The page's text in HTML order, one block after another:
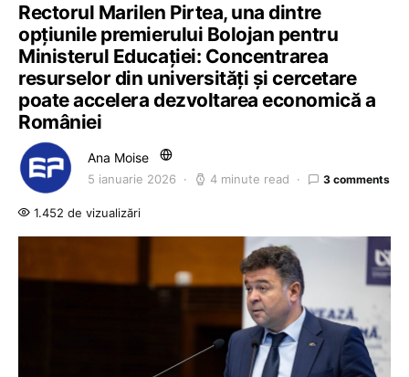
Rectorul Marilen Pirtea, una dintre
opțiunile premierului Bolojan pentru
Ministerul Educației: Concentrarea
resurselor din universități și cercetare
poate accelera dezvoltarea economică a
României
Ana Moise
5 ianuarie 2026 4 minute read 3 comments
1.452 de vizualizări